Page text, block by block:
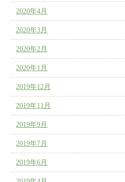
2020年4月
2020年3月
2020年2月
2020年1月
2019年12月
2019年11月
2019年9月
2019年7月
2019年6月